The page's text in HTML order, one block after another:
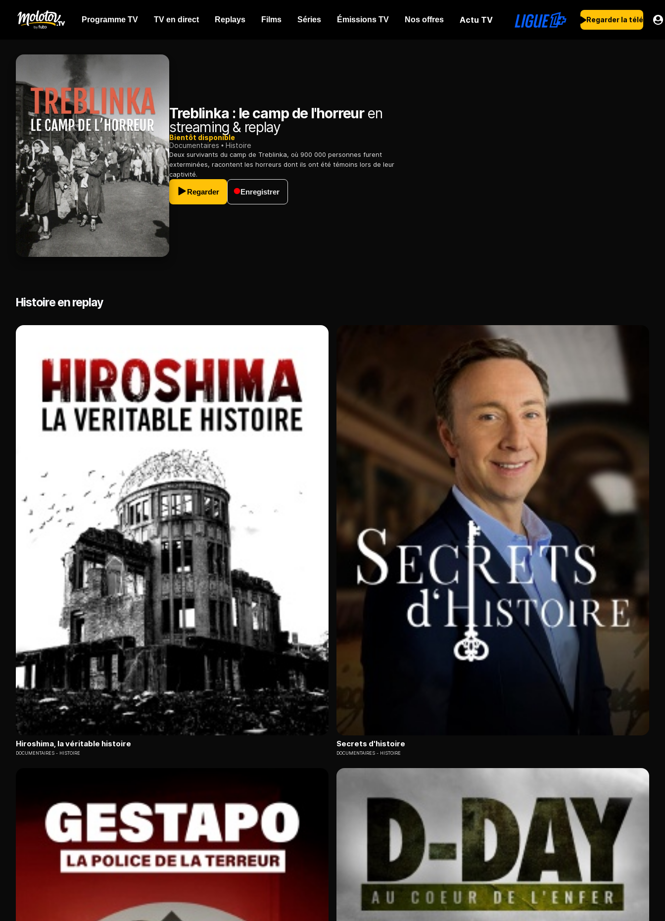
Programme TV TV en direct Replays Films Séries Émissions TV Nos offres Actu TV Regarder la télé
Treblinka : le camp de l'horreuren
streaming & replay
Bientôt disponible
Documentaires
Histoire
Deux survivants du camp de Treblinka, où 900 000 personnes furent
exterminées, racontent les horreurs dont ils ont été témoins lors de leur
captivité.
Regarder Enregistrer
Histoire en replay
Hiroshima, la véritable histoire
DOCUMENTAIRES HISTOIRE
Secrets d'histoire
DOCUMENTAIRES HISTOIRE